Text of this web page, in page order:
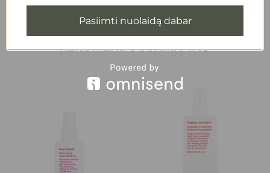
REKOMENDUOJAMA TAU
Pasiimti nuolaidą dabar